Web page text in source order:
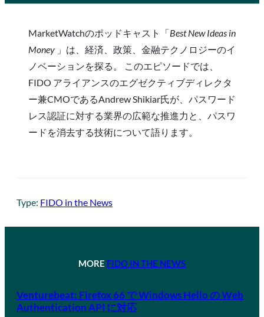
MarketWatchのポッドキャスト「Best New Ideas in
Money 」は、経済、政策、金融テクノロジーのイ
ノベーションを探る。 このエピソードでは、
FIDO アライアンスのエグゼクティブディレクタ
ー兼CMOであるAndrew Shikiar氏が、パスワード
レス認証に対する業界の広範な推進力と、パスワ
ードを消去する技術について語ります。
Type: FIDO in the News
MORE FIDO IN THE NEWS
Venturebeat: Firefox 66 で Windows Hello の Web
Authentication API に対応